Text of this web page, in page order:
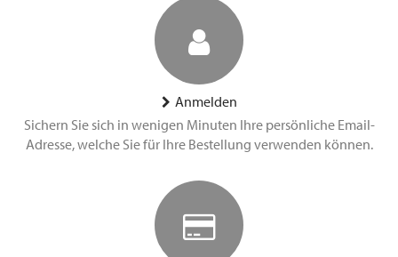
Anmelden
Sichern Sie sich in wenigen Minuten Ihre persönliche Email-
Adresse, welche Sie für Ihre Bestellung verwenden können.